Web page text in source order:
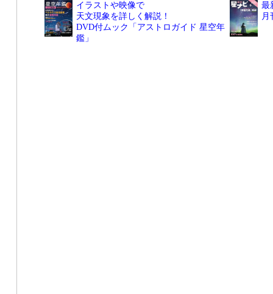
イラストや映像で
天文現象を詳しく解説！
DVD付ムック「アストロガイド 星空年
鑑」
最
月